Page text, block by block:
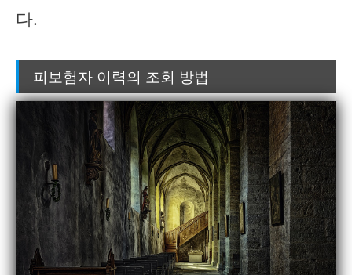
다.
피보험자 이력의 조회 방법